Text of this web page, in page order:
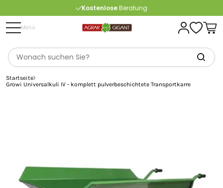
KostenloseBeratung
ab 175 € (in DE) – außer Sperrgut
Menü
Startseite
Growi Universalkuli IV - komplett pulverbeschichtete Transportkarre